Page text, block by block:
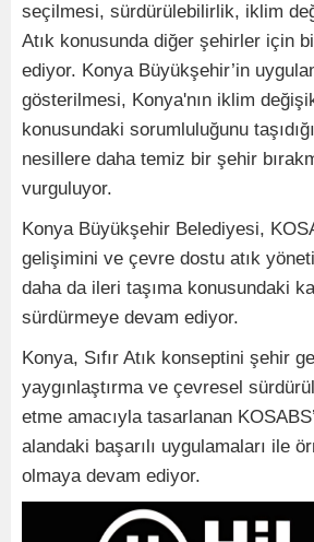
seçilmesi, sürdürülebilirlik, iklim
Atık konusunda diğer şehirler için
ediyor. Konya Büyükşehir’in
gösterilmesi, Konya'nın iklim
konusundaki sorumluluğunu
nesillere daha temiz bir şehir
vurguluyor.
Konya Büyükşehir Belediyesi,
gelişimini ve çevre dostu atık
daha da ileri taşıma konusundaki
sürdürmeye devam ediyor.
Konya, Sıfır Atık konseptini şehir
yaygınlaştırma ve çevresel
etme amacıyla tasarlanan
alandaki başarılı uygulamaları ile
olmaya devam ediyor.